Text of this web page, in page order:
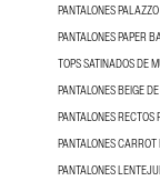
PANTALONES
PANTALONES PAPER
TOPS SATINADOS DE
PANTALONES BEIGE
PANTALONES RECTOS
PANTALONES
PANTALONES